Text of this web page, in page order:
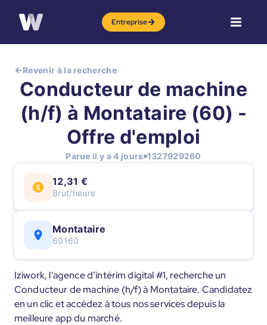
Entreprise
Revenir à la recherche
Conducteur de machine
(h/f) à Montataire (60) -
Offre d'emploi
Parue il y a 4 jours 1327929260
12,31 €
Brut/heure
Montataire
60160
Iziwork, l'agence d’intérim digital #1, recherche un
Conducteur de machine (h/f) à Montataire. Candidatez
en un clic et accédez à tous nos services depuis la
meilleure app du marché.